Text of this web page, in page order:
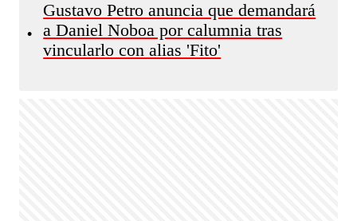
•
Gustavo Petro anuncia que demandará
a Daniel Noboa por calumnia tras
vincularlo con alias 'Fito'